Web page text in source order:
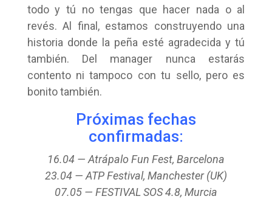
todo y tú no tengas que hacer nada o al
revés. Al final, estamos construyendo una
historia donde la peña esté agradecida y tú
también. Del manager nunca estarás
contento ni tampoco con tu sello, pero es
bonito también.
Próximas fechas
confirmadas:
16.04 — Atrápalo Fun Fest, Barcelona
23.04 — ATP Festival, Manchester (UK)
07.05 — FESTIVAL SOS 4.8, Murcia